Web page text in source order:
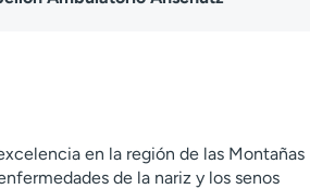
en la región de las Montañas
de la nariz y los senos